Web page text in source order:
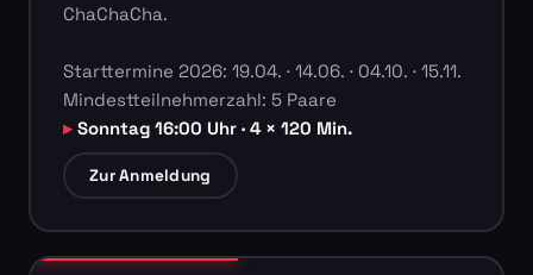
ChaChaCha.
Starttermine 2026: 19.04. · 14.06. · 04.10. · 15.11.
Mindestteilnehmerzahl: 5 Paare
Sonntag 16:00 Uhr · 4 × 120 Min.
Zur Anmeldung